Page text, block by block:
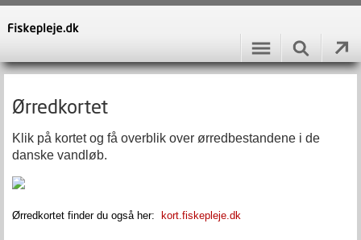
Ørredkortet
Klik på kortet og få overblik over ørredbestandene i de
danske vandløb.
Ørredkortet finder du også her: kort.fiskepleje.dk